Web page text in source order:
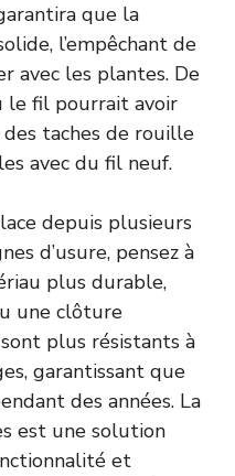
que la
l’empêchant de
avec les plantes. De
le fil pourrait avoir
taches de rouille
avec du fil neuf.
depuis plusieurs
d’usure, pensez à
plus durable,
une clôture
plus résistants à
garantissant que
des années. La
est une solution
et